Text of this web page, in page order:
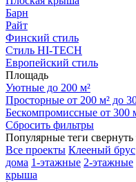
Барн
Райт
Финский стиль
Стиль HI-TECH
Европейский стиль
Площадь
Уютные до 200 м²
Просторные от 200 м² до
Бескомпромиссные от 300
Сбросить фильтры
Популярные теги свернуть
Все проекты Клееный брус
дома 1-этажные 2-этажные
крыша